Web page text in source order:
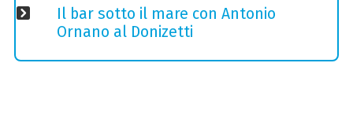
Il bar sotto il mare con Antonio
Ornano al Donizetti